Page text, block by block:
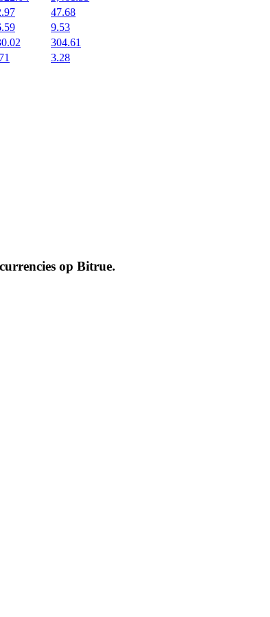
47.68
9.53
304.61
3.28
op Bitrue.